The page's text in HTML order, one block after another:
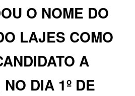
O NOME DO
LAJES COMO
A
DIA 1º DE